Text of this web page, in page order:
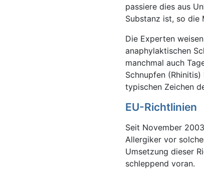
passiere dies aus
Substanz ist, so die
Die Experten
anaphylaktischen
manchmal auch
Schnupfen
typischen Zeichen
EU-Richtlinien
Seit November
Allergiker vor
Umsetzung dieser
schleppend voran.